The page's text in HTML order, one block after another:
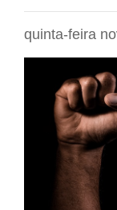
quinta-feira